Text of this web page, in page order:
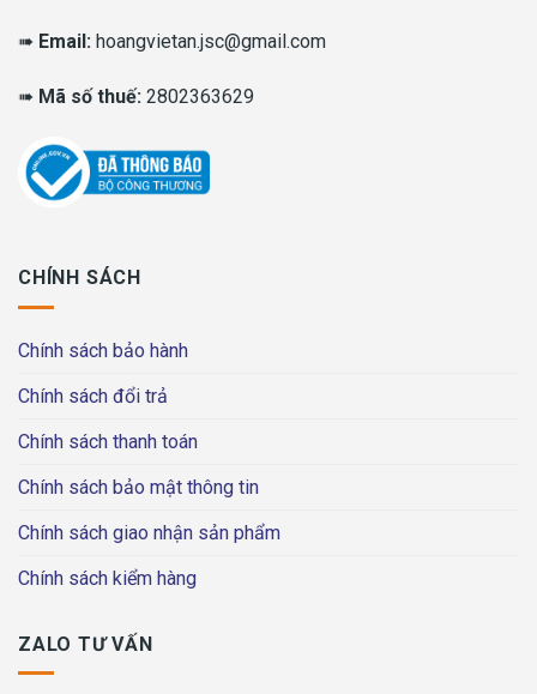
➠ Email: hoangvietan.jsc@gmail.com
➠ Mã số thuế: 2802363629
CHÍNH SÁCH
Chính sách bảo hành
Chính sách đổi trả
Chính sách thanh toán
Chính sách bảo mật thông tin
Chính sách giao nhận sản phẩm
Chính sách kiểm hàng
ZALO TƯ VẤN